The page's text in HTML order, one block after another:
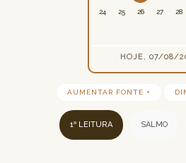
24 25 26 27 28
HOJE, 07/08/
AUMENTAR FONTE +
1ª LEITURA SALMO